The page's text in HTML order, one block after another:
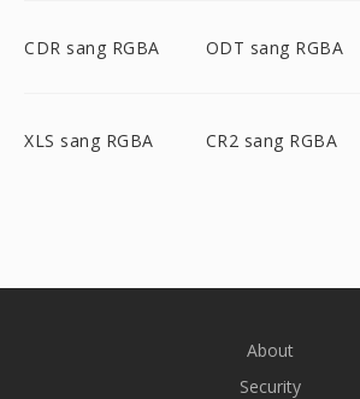
CDR sang RGBA ODT sang RGBA
XLS sang RGBA CR2 sang RGBA
About
Security